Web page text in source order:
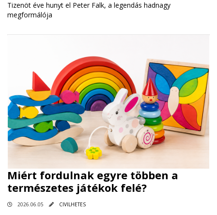
Tizenöt éve hunyt el Peter Falk, a legendás hadnagy
megformálója
Miért fordulnak egyre többen a
természetes játékok felé?
2026.06.05 CIVILHETES